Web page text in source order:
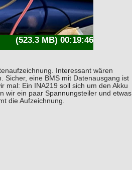
(523.3 MB) 00:19:46
Interessant wären
Sicher, eine BMS mit Datenausgang ist
mal: Ein INA219 soll sich um den Akku
wir ein paar Spannungsteiler und etwas
die Aufzeichnung.